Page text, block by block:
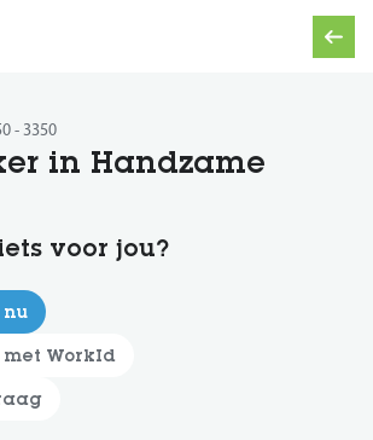
in Handzame
- 3350
voor jou?
WorkId